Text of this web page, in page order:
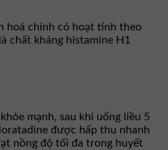
hoá chính có hoạt tính theo
chất kháng histamine H1
mạnh, sau khi uống liều 5
được hấp thu nhanh
nồng độ tối đa trong huyết